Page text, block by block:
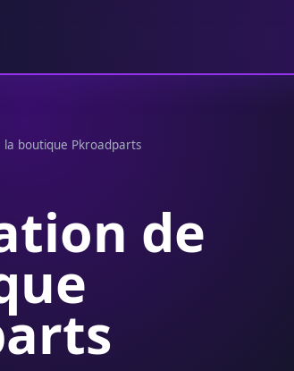
la boutique Pkroadparts
de